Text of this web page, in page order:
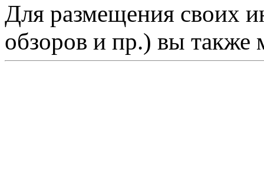
Для размещения своих
обзоров и пр.) вы также